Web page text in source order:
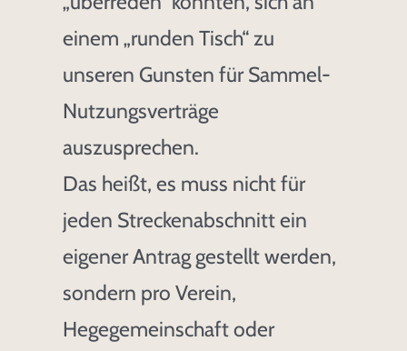
einem „runden Tisch“ zu
unseren Gunsten für Sammel-
Nutzungsverträge
auszusprechen.
Das heißt, es muss nicht für
jeden Streckenabschnitt ein
eigener Antrag gestellt werden,
sondern pro Verein,
Hegegemeinschaft oder